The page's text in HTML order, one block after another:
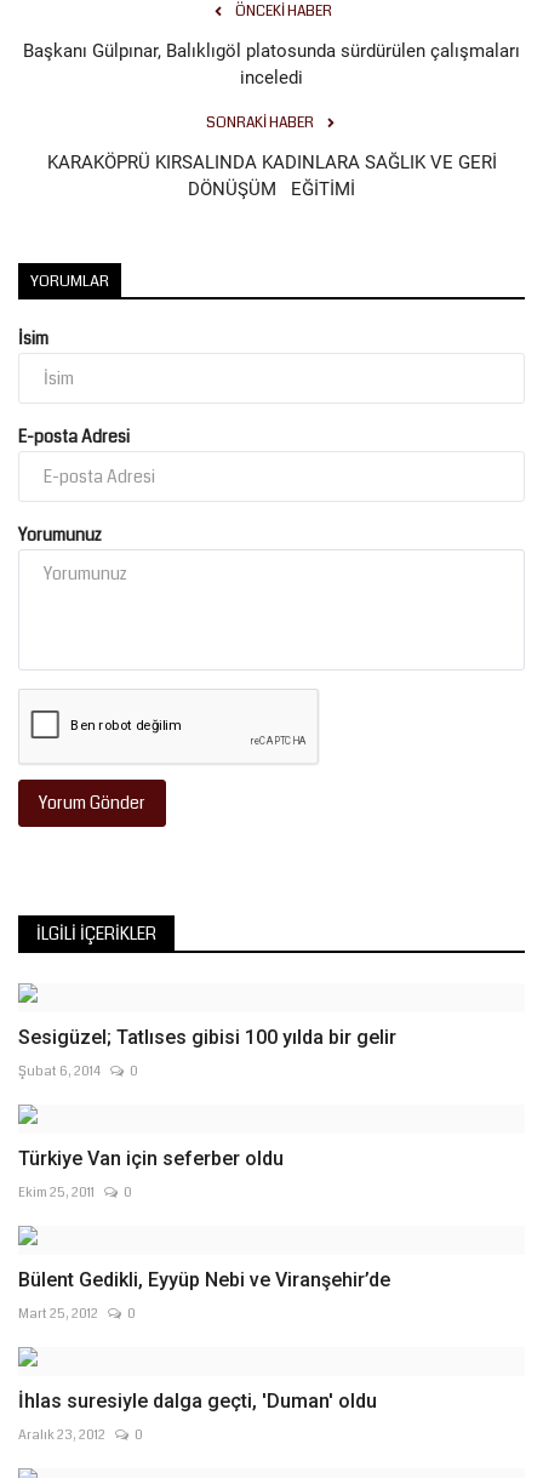
İletişim
Kültür Sanat
ÖNCEKI HABER
Başkanı Gülpınar, Balıklıgöl platosunda sürdürülen çalışmaları
inceledi
SONRAKI HABER
KARAKÖPRÜ KIRSALINDA KADINLARA SAĞLIK VE GERİ
DÖNÜŞÜM EĞİTİMİ
YORUMLAR
İsim
E-posta Adresi
Yorumunuz
Yorum Gönder
İLGILI İÇERIKLER
Sesigüzel; Tatlıses gibisi 100 yılda bir gelir
Şubat 6, 2014 0
Türkiye Van için seferber oldu
Ekim 25, 2011 0
Bülent Gedikli, Eyyüp Nebi ve Viranşehir’de
Mart 25, 2012 0
İhlas suresiyle dalga geçti, 'Duman' oldu
Aralık 23, 2012 0